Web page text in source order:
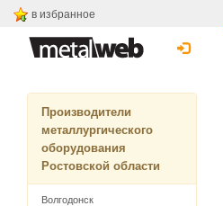
в избранное
Производители
металлургического
оборудования
Ростовской области
Волгодонск